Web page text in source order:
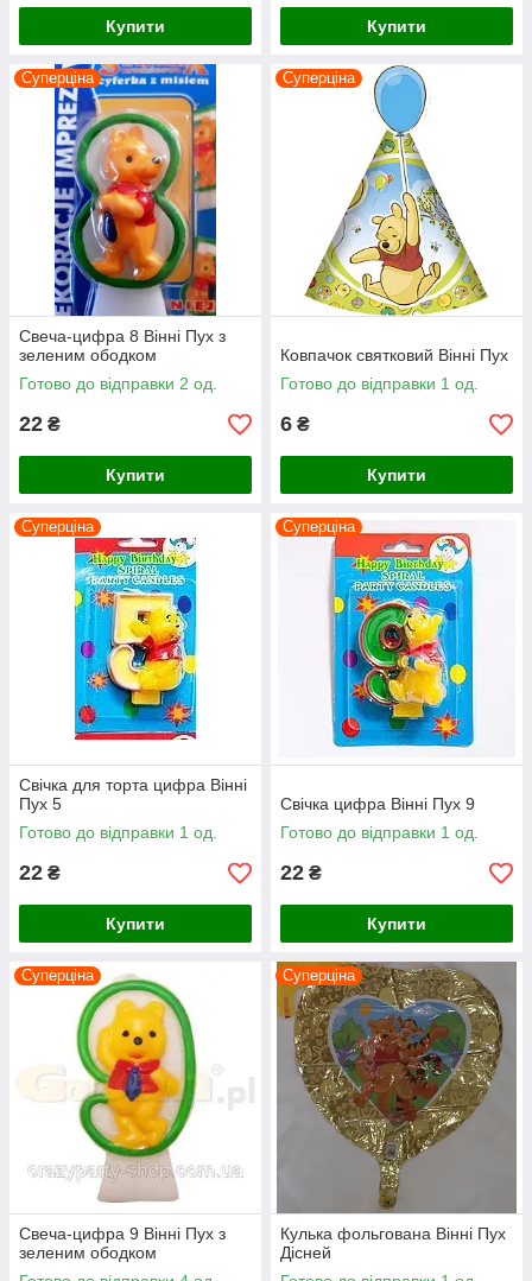
Купити Купити
Суперціна
Свеча-цифра 8 Вінні Пух з
зеленим ободком
Готово до відправки 2 од.
22 ₴
Купити
Суперціна
Ковпачок святковий Вінні Пух
Готово до відправки 1 од.
6 ₴
Купити
Суперціна
Свічка для торта цифра Вінні
Пух 5
Готово до відправки 1 од.
22 ₴
Купити
Суперціна
Свічка цифра Вінні Пух 9
Готово до відправки 1 од.
22 ₴
Купити
Суперціна
Свеча-цифра 9 Вінні Пух з
зеленим ободком
Суперціна
Кулька фольгована Вінні Пух
Дісней